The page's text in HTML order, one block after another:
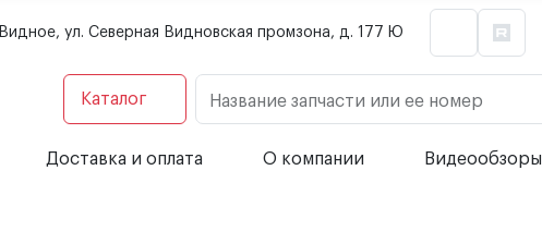
Видное, ул. Северная Видновская промзона, д. 177 Ю
Каталог Название запчасти или ее номер
Доставка и оплата О компании Видеообзоры